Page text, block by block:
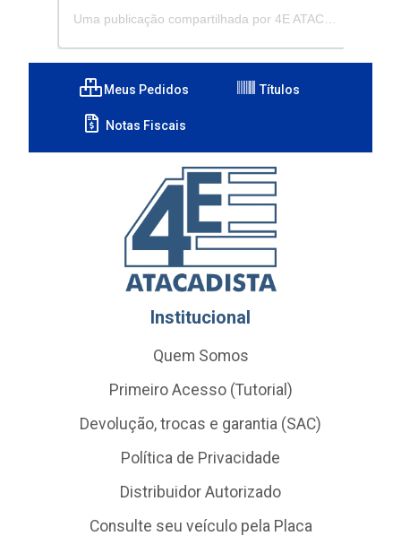
Meus Pedidos Títulos
Notas Fiscais
Institucional
Quem Somos
Primeiro Acesso (Tutorial)
Devolução, trocas e garantia (SAC)
Política de Privacidade
Distribuidor Autorizado
Consulte seu veículo pela Placa